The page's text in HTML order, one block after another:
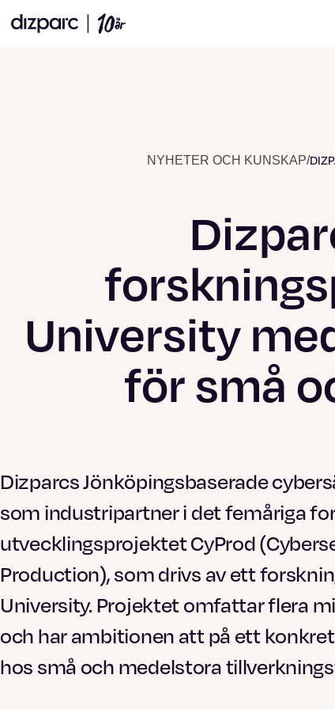
NYHETER OCH KUNSKAP/
University
för små
Dizparcs Jönköpingsbaserade
som industripartner i det femåriga
utvecklingsprojektet CyProd
Production), som drivs av ett
University. Projektet omfattar flera
och har ambitionen att på ett
hos små och medelstora